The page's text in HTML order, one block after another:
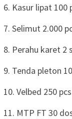
6. Kasur lipat 100
7. Selimut 2.000
8. Perahu karet 2
9. Tenda pleton
10. Velbed 250
11. MTP FT 30